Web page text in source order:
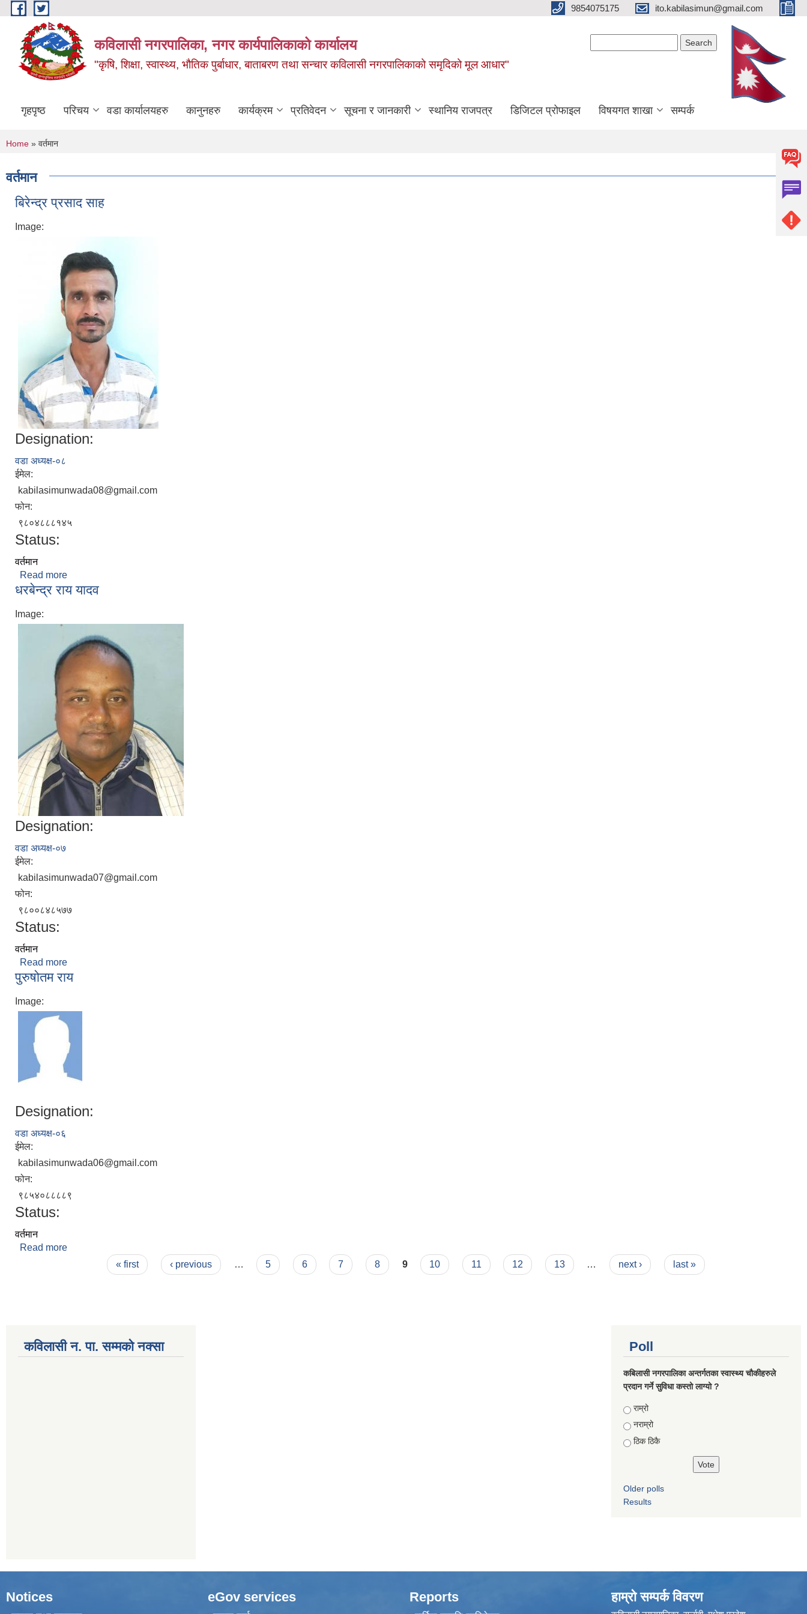
Skip to main content 9854075175 ito.kabilasimun@gmail.com
कविलासी नगरपालिका, नगर कार्यपालिकाको कार्यालय
"कृषि, शिक्षा, स्वास्थ्य, भौतिक पुर्बाधार, बाताबरण तथा सन्चार कविलासी नगरपालिकाको समृदिको मूल आधार"
गृहपृष्ठ परिचय वडा कार्यालयहरु कानुनहरु कार्यक्रम प्रतिवेदन सूचना र जानकारी स्थानिय राजपत्र डिजिटल प्रोफाइल विषयगत शाखा सम्पर्क
You are here
Home » वर्तमान
वर्तमान
बिरेन्द्र प्रसाद साह
Image:
Designation:
वडा अध्यक्ष-०८
ईमेल:
kabilasimunwada08@gmail.com
फोन:
९८०४८८८१४५
Status:
वर्तमान
Read more
धरबेन्द्र राय यादव
Image:
Designation:
वडा अध्यक्ष-०७
ईमेल:
kabilasimunwada07@gmail.com
फोन:
९८००८४८५७७
Status:
वर्तमान
Read more
पुरुषोतम राय
Image:
Designation:
वडा अध्यक्ष-०६
ईमेल:
kabilasimunwada06@gmail.com
फोन:
९८५४०८८८८९
Status:
वर्तमान
Read more
« first ‹ previous … 5 6 7 8 9 10 11 12 13 … next › last »
कविलासी न. पा. सम्मकाे नक्सा Poll
कबिलासी नगरपालिका अन्तर्गतका स्वास्थ्य चौकीहरुले
प्रदान गर्ने सुविधा कस्तो लाग्यो ?
Choices
राम्रो
नराम्रो
ठिक ठिकै
Older polls
Results
Notices eGov services Reports हाम्रो सम्पर्क विवरण